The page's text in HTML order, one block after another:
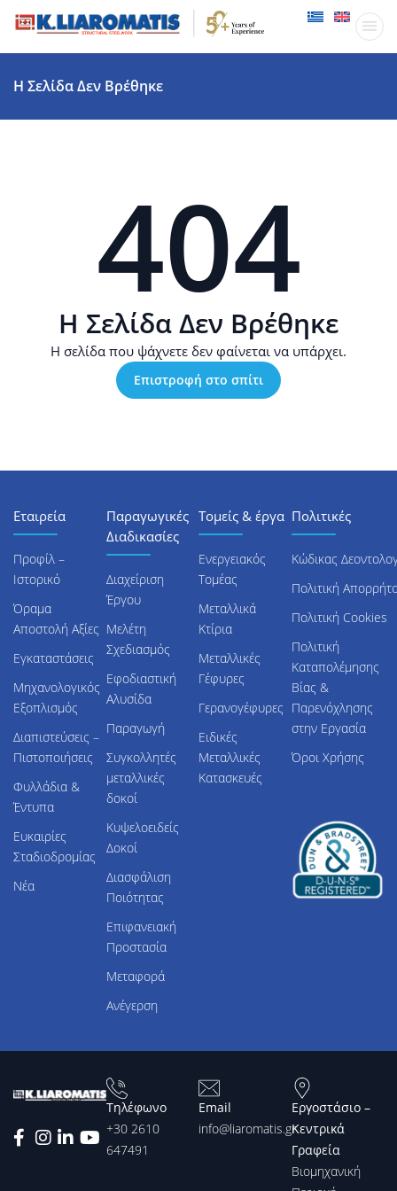
Η Σελίδα Δεν Βρέθηκε
404
Η Σελίδα Δεν Βρέθηκε
Η σελίδα που ψάχνετε δεν φαίνεται να υπάρχει.
Επιστροφή στο σπίτι
Εταιρεία
Προφίλ –
Ιστορικό
Όραμα
Αποστολή Αξίες
Εγκαταστάσεις
Μηχανολογικός
Εξοπλισμός
Διαπιστεύσεις –
Πιστοποιήσεις
Φυλλάδια &
Έντυπα
Ευκαιρίες
Σταδιοδρομίας
Νέα
Παραγωγικές
Διαδικασίες
Διαχείριση
Έργου
Μελέτη
Σχεδιασμός
Εφοδιαστική
Αλυσίδα
Παραγωγή
Συγκολλητές
μεταλλικές
δοκοί
Κυψελοειδείς
Δοκοί
Διασφάλιση
Ποιότητας
Επιφανειακή
Προστασία
Μεταφορά
Ανέγερση
Τομείς & έργα
Ενεργειακός
Τομέας
Μεταλλικά
Κτίρια
Μεταλλικές
Γέφυρες
Γερανογέφυρες
Ειδικές
Μεταλλικές
Κατασκευές
Πολιτικές
Κώδικας
Πολιτική
Πολιτική Cookies
Πολιτική
Καταπολέμησης
Βίας &
Παρενόχλησης
στην Εργασία
Όροι Χρήσης
Τηλέφωνο
+30 2610
647491
Email
info@liaromatis.gr
Εργοστάσιο –
Κεντρικά
Γραφεία
Βιομηχανική